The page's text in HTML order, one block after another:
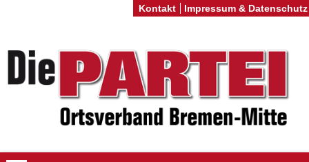
Kontakt Impressum & Datenschutz